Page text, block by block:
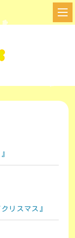
リスマス』